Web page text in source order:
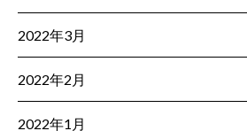
2022年3月
2022年2月
2022年1月